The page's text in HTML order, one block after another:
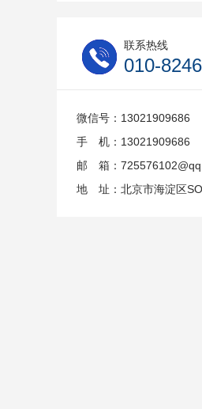
联系热线
010-
微信号：13021909686
手 机：13021909686
邮 箱：
地 址：北京市海淀区